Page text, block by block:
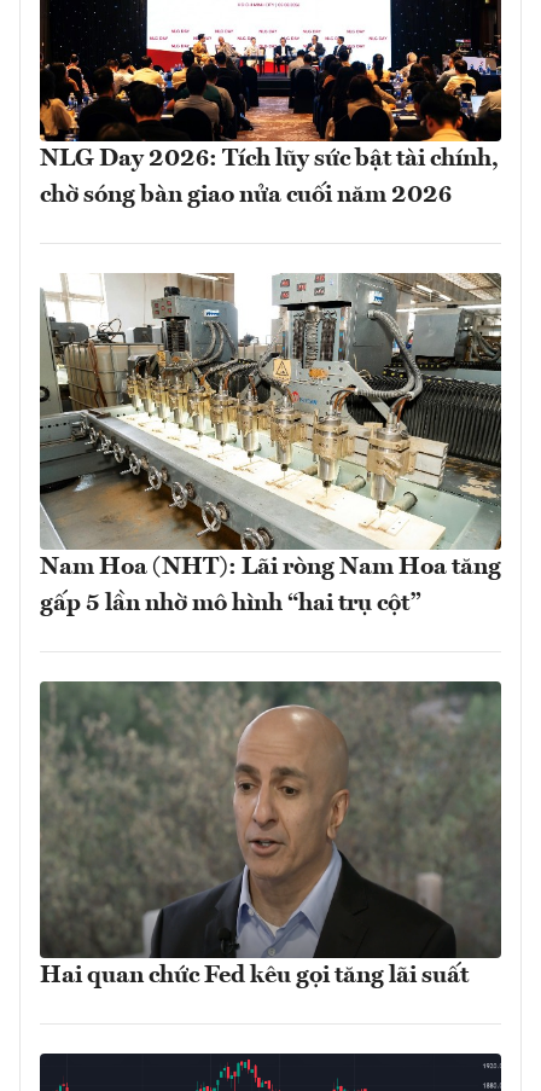
NLG Day 2026: Tích lũy sức bật tài chính,
chờ sóng bàn giao nửa cuối năm 2026
Nam Hoa (NHT): Lãi ròng Nam Hoa tăng
gấp 5 lần nhờ mô hình “hai trụ cột”
Hai quan chức Fed kêu gọi tăng lãi suất